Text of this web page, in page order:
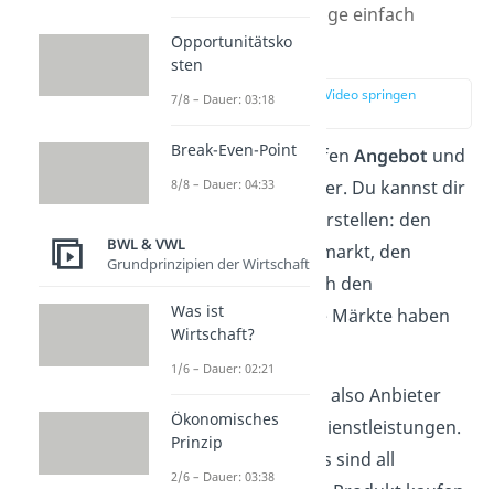
Angebot und Nachfrage einfach
erklärt
zur Stelle im Video springen
Auf einem Markt treffenAngebot und
Nachfrageaufeinander. Du kannst dir
jede Art von Markt vorstellen: den
Fischmarkt, den Flohmarkt, den
Supermarkt oder auch den
Aktienmarkt. All diese Märkte haben
eins gemeinsam:
, also Anbieter
von Gütern und Dienstleistungen.
Es gibt
Das sind all
Opportunitätsko
sten
7/8 – Dauer: 03:18
Break-Even-Point
8/8 – Dauer: 04:33
BWL & VWL
Grundprinzipien der Wirtschaft
Was ist
Wirtschaft?
1/6 – Dauer: 02:21
Ökonomisches
Prinzip
2/6 – Dauer: 03:38